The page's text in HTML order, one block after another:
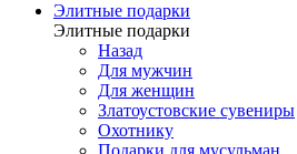
Элитные подарки
Элитные подарки
Назад
Для мужчин
Для женщин
Златоустовские сувениры
Охотнику
Подарки для мусульман